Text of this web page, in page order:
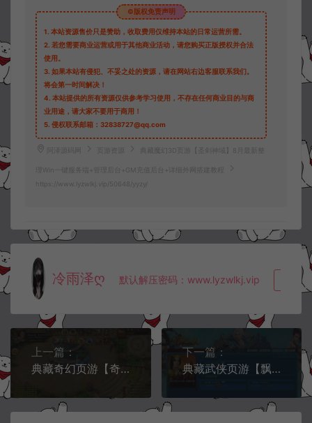
©版权免责声明
1. 本站资源售价只是赞助，收取费用仅维持本站的日常运营所需。
2. 若您需要商业运营或用于其他商业活动，请您购买正版授权并合法
使用。
3. 如果本站有侵犯、不妥之处的资源，请在网站右边客服联系我们。
将会第一时间解决！
4. 本站提供的所有资源仅供参考学习使用，不存在任何商业目的与商
业用途，请大家不要用于商用！
5. 侵权联系邮箱：32838727@qq.com
阿泽源码网 页游资源 典藏魔幻3D页游【圣剑神域】8月最新整
理Win一键服务端+管理后台+GM充值后台+详细外网搭建教程
https://www.lyzwlkj.vip/50648/yyzy/
冷雨泽ღ 默认解压密码：www.lyzwlkj.vip 复
上一篇：
典藏奇幻页游【奇幻世界】8月最新整理Win一键服务端+详细外网搭建教程
下一篇：
典藏武侠页游【飘渺雪域商业版】8月最新整理Win一键服务端+充值教程+详细外网搭建教程